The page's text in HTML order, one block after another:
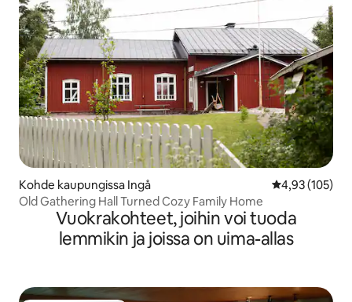
Kohde kaupungissa Ingå
4,93 (105)
Old Gathering Hall Turned Cozy Family Home
Vuokrakohteet, joihin voi tuoda
lemmikin ja joissa on uima-allas